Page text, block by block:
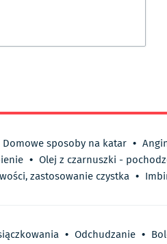
Domowe sposoby na katar •
• Olej z czarnuszki -
zastosowanie czystka •
• Odchudzanie •